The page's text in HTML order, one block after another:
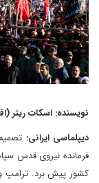
نویسنده: اسکات ریتر
دیپلماسی ایرانی:
فرمانده نیروی قدس
کشور پیش برد. ترامپ